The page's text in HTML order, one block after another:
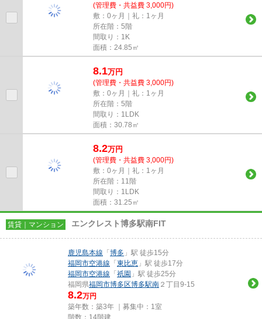
(管理費・共益費 3,000円)
敷：0ヶ月｜礼：1ヶ月
所在階：5階
間取り：1K
面積：24.85㎡
8.1万円
(管理費・共益費 3,000円)
敷：0ヶ月｜礼：1ヶ月
所在階：5階
間取り：1LDK
面積：30.78㎡
8.2万円
(管理費・共益費 3,000円)
敷：0ヶ月｜礼：1ヶ月
所在階：11階
間取り：1LDK
面積：31.25㎡
賃貸｜マンション エンクレスト博多駅南FIT
鹿児島本線 「博多 」駅 徒歩15分
福岡市空港線 「東比恵 」駅 徒歩17分
福岡市空港線 「祇園 」駅 徒歩25分
福岡県福岡市博多区博多駅南 ２丁目9-15
8.2万円
築年数：築3年 ｜募集中： 1室
階数：14階建